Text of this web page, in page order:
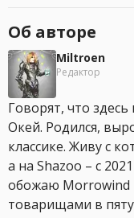
Об авторе
Miltroen
Редактор
Говорят, что
Окей. Родился,
классике. Живу с
а на Shazoo – с
обожаю Morrowind
товарищами в